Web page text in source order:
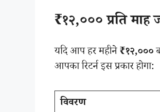
₹१२,००० प्रति माह
यदि आप हर महीने₹१२,०००
आपका रिटर्न इस प्रकार होगा:
विवरण